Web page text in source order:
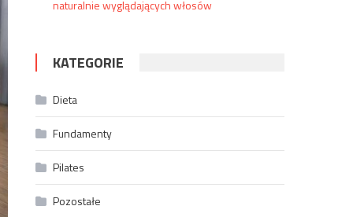
naturalnie wyglądających włosów
KATEGORIE
Dieta
Fundamenty
Pilates
Pozostałe